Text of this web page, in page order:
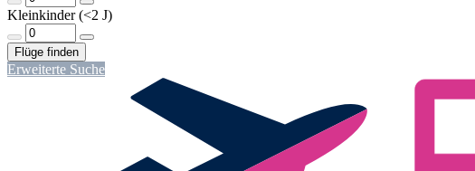
Kleinkinder (<2 J)
Erweiterte Suche